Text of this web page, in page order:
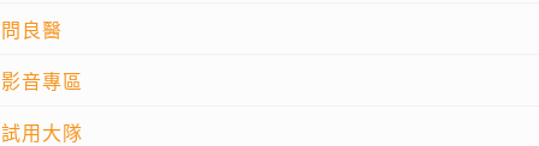
問良醫
影音專區
試用大隊